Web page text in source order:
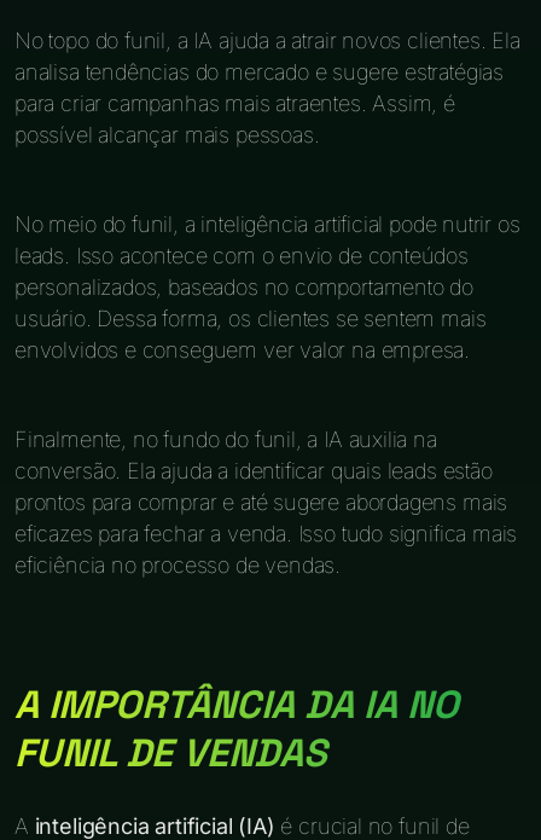
No topo do funil, a IA ajuda a atrair novos clientes. Ela
analisa tendências do mercado e sugere estratégias
para criar campanhas mais atraentes. Assim, é
possível alcançar mais pessoas.
No meio do funil, a inteligência artificial pode nutrir os
leads. Isso acontece com o envio de conteúdos
personalizados, baseados no comportamento do
usuário. Dessa forma, os clientes se sentem mais
envolvidos e conseguem ver valor na empresa.
Finalmente, no fundo do funil, a IA auxilia na
conversão. Ela ajuda a identificar quais leads estão
prontos para comprar e até sugere abordagens mais
eficazes para fechar a venda. Isso tudo significa mais
eficiência no processo de vendas.
A IMPORTÂNCIA DA IA NO
FUNIL DE VENDAS
A inteligência artificial (IA) é crucial no funil de